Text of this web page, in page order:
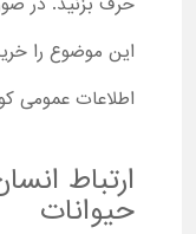
این موضوع را
اطلاعات عمومی
ارتباط
حیوانات